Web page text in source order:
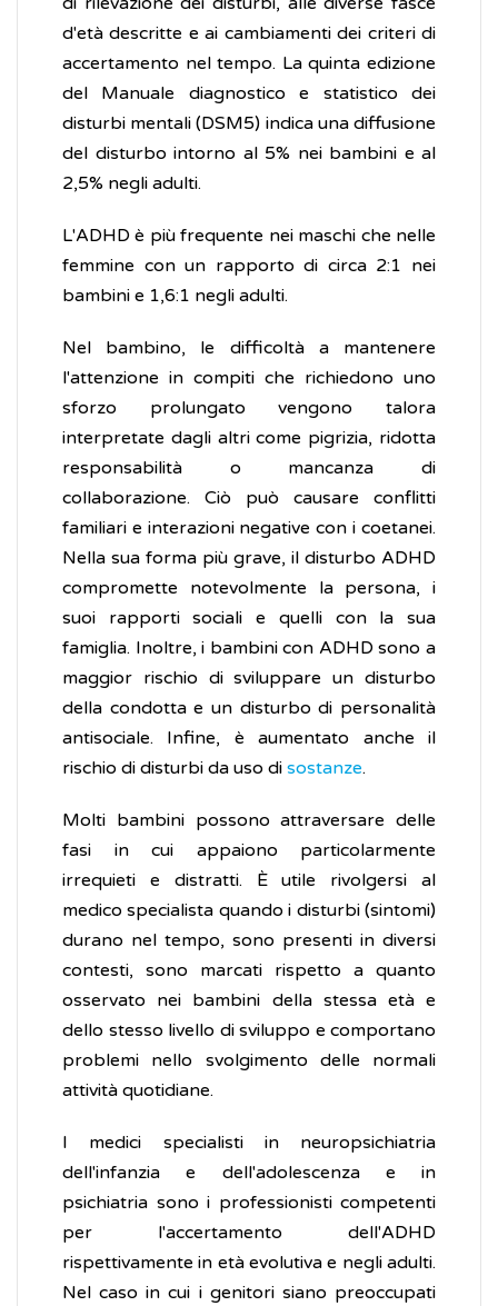
d'età descritte e ai cambiamenti dei criteri di
accertamento nel tempo. La quinta edizione
del Manuale diagnostico e statistico dei
disturbi mentali (DSM5) indica una diffusione
del disturbo intorno al 5% nei bambini e al
2,5% negli adulti.
L'ADHD è più frequente nei maschi che nelle
femmine con un rapporto di circa 2:1 nei
bambini e 1,6:1 negli adulti.
Nel bambino, le difficoltà a mantenere
l'attenzione in compiti che richiedono uno
sforzo prolungato vengono talora
interpretate dagli altri come pigrizia, ridotta
responsabilità o mancanza di
collaborazione. Ciò può causare conflitti
familiari e interazioni negative con i coetanei.
Nella sua forma più grave, il disturbo ADHD
compromette notevolmente la persona, i
suoi rapporti sociali e quelli con la sua
famiglia. Inoltre, i bambini con ADHD sono a
maggior rischio di sviluppare un disturbo
della condotta e un disturbo di personalità
antisociale. Infine, è aumentato anche il
rischio di disturbi da uso di sostanze.
Molti bambini possono attraversare delle
fasi in cui appaiono particolarmente
irrequieti e distratti. È utile rivolgersi al
medico specialista quando i disturbi (sintomi)
durano nel tempo, sono presenti in diversi
contesti, sono marcati rispetto a quanto
osservato nei bambini della stessa età e
dello stesso livello di sviluppo e comportano
problemi nello svolgimento delle normali
attività quotidiane.
I medici specialisti in neuropsichiatria
dell'infanzia e dell'adolescenza e in
psichiatria sono i professionisti competenti
per l'accertamento dell'ADHD
rispettivamente in età evolutiva e negli adulti.
Nel caso in cui i genitori siano preoccupati